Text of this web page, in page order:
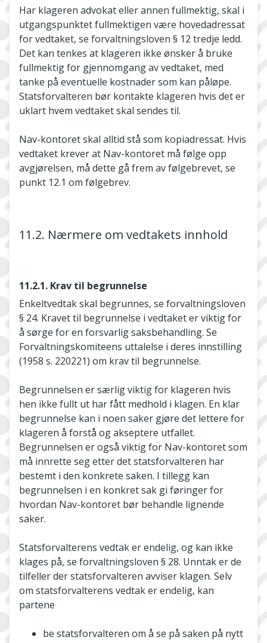
Har klageren advokat eller annen fullmektig, skal i
utgangspunktet fullmektigen være hovedadressat
for vedtaket, se forvaltningsloven § 12 tredje ledd.
Det kan tenkes at klageren ikke ønsker å bruke
fullmektig for gjennomgang av vedtaket, med
tanke på eventuelle kostnader som kan påløpe.
Statsforvalteren bør kontakte klageren hvis det er
uklart hvem vedtaket skal sendes til.
Nav-­kontoret skal alltid stå som kopiadressat. Hvis
vedtaket krever at Nav­-kontoret må følge opp
avgjørelsen, må dette gå frem av følgebrevet, se
punkt 12.1 om følgebrev.
11.2. Nærmere om vedtakets innhold
11.2.1. Krav til begrunnelse
Enkeltvedtak skal begrunnes, se forvaltningsloven
§ 24. Kravet til begrunnelse i vedtaket er viktig for
å sørge for en forsvarlig saksbehandling. Se
Forvaltningskomiteens uttalelse i deres innstilling
(1958 s. 220­221) om krav til begrunnelse.
Begrunnelsen er særlig viktig for klageren hvis
hen ikke fullt ut har fått medhold i klagen. En klar
begrunnelse kan i noen saker gjøre det lettere for
klageren å forstå og akseptere utfallet.
Begrunnelsen er også viktig for Nav-­kontoret som
må innrette seg etter det statsforvalteren har
bestemt i den konkrete saken. I tillegg kan
begrunnelsen i en konkret sak gi føringer for
hvordan Nav-kontoret bør behandle lignende
saker.
Statsforvalterens vedtak er endelig, og kan ikke
klages på, se forvaltningsloven § 28. Unntak er de
tilfeller der statsforvalteren avviser klagen. Selv
om statsforvalterens vedtak er endelig, kan
partene
be statsforvalteren om å se på saken på nytt